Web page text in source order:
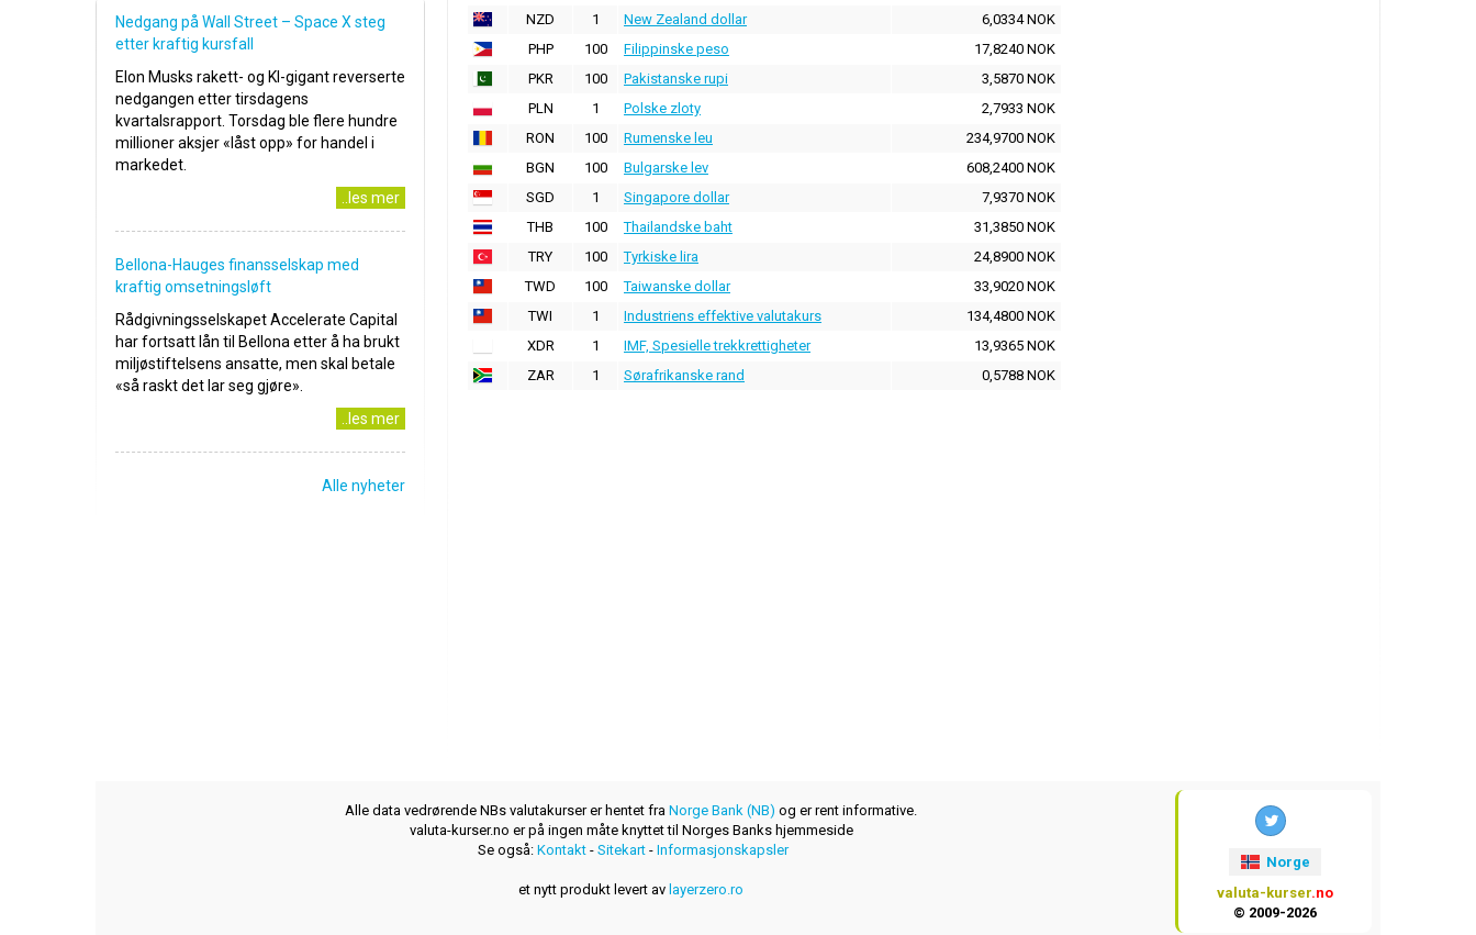
NZD
1 New Zealand dollar
6,0334 NOK
PHP
100 Filippinske peso
17,8240 NOK
PKR
100 Pakistanske rupi
3,5870 NOK
PLN
1 Polske zloty
2,7933 NOK
RON
100 Rumenske leu
234,9700 NOK
BGN
100 Bulgarske lev
608,2400 NOK
SGD
1 Singapore dollar
7,9370 NOK
THB
100 Thailandske baht
31,3850 NOK
TRY
100 Tyrkiske lira
24,8900 NOK
TWD
100 Taiwanske dollar
33,9020 NOK
TWI
1 Industriens effektive valutakurs
134,4800 NOK
XDR
1 IMF, Spesielle trekkrettigheter
13,9365 NOK
ZAR
1 Sørafrikanske rand 0,5788 NOK
Nedgang på Wall Street – Space X steg
etter kraftig kursfall
Elon Musks rakett- og KI-gigant reverserte
nedgangen etter tirsdagens
kvartalsrapport. Torsdag ble flere hundre
millioner aksjer «låst opp» for handel i
markedet.
..les mer
Bellona-Hauges finansselskap med
kraftig omsetningsløft
Rådgivningsselskapet Accelerate Capital
har fortsatt lån til Bellona etter å ha brukt
miljøstiftelsens ansatte, men skal betale
«så raskt det lar seg gjøre».
..les mer
Alle nyheter
Alle data vedrørende NBs valutakurser er hentet fra Norge Bank (NB) og er rent informative.
valuta-kurser.no er på ingen måte knyttet til Norges Banks hjemmeside
Se også: Kontakt- Sitekart- Informasjonskapsler
et nytt produkt levert av layerzero.ro
Norge
valuta-kurser.no
© 2009-2026